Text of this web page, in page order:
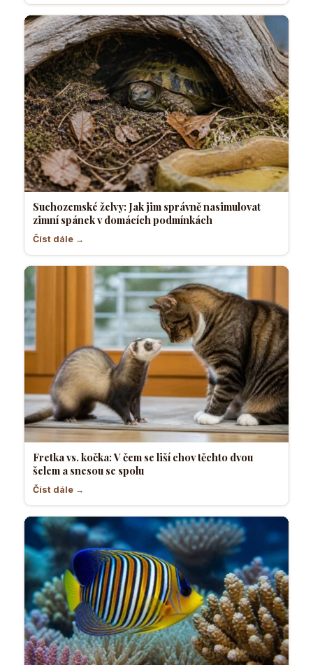
Suchozemské želvy: Jak jim správně nasimulovat
zimní spánek v domácích podmínkách
Číst dále →
Fretka vs. kočka: V čem se liší chov těchto dvou
šelem a snesou se spolu
Číst dále →